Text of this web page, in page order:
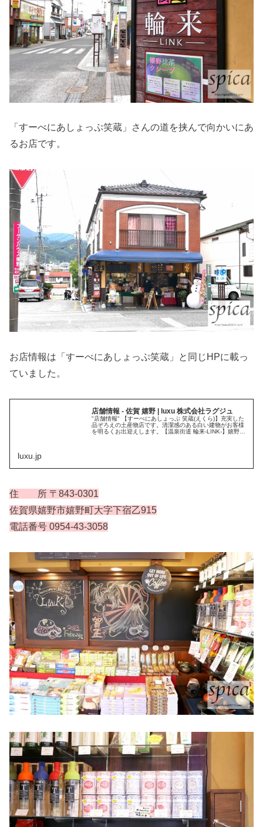
「すーべにあしょっぷ笑蔵」さんの道を挟んで向かいにあ
るお店です。
お店情報は「すーべにあしょっぷ笑蔵」と同じHPに載っ
ていました。
店舗情報 - 佐賀 嬉野 | luxu 株式会社ラグジュ
"店舗情報" 【すーべにあしょっぷ 笑蔵(えくら)】充実した
品ぞろえの土産物店です。清潔感のある白い建物がお客様
を明るくお出迎えします。【温泉街道 輪来-LINK-】嬉野茶
luxu.jp
住 所 〒843-0301
佐賀県嬉野市嬉野町大字下宿乙915
電話番号 0954-43-3058